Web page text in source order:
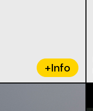
+Info